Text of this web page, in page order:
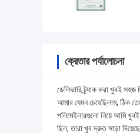
ক্রেতার পর্যালোচনা
ডেলিভারি ট্র্যাক করা খুবই
আমার যেমন চেয়েছিলাম, ঠিক
পলিমেইলারগুলো নিয়ে আমি
ছিল, তারা খুব দ্রুত সাড়া